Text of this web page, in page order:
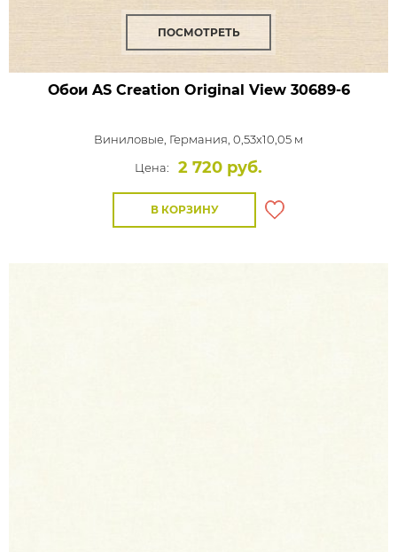
ПОСМОТРЕТЬ
Обои AS Creation Original View30689-6
Виниловые, Германия, 0,53x10,05 м
Цена:
2 720 руб.
В КОРЗИНУ